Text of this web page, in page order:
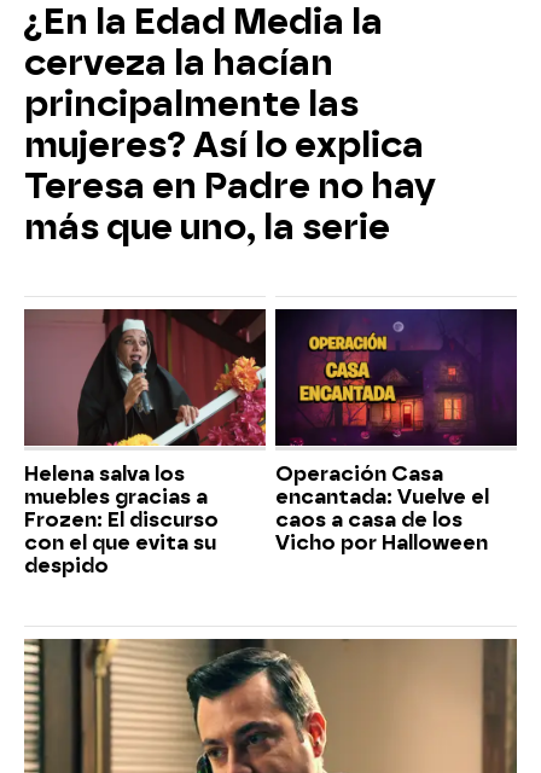
¿En la Edad Media la
cerveza la hacían
principalmente las
mujeres? Así lo explica
Teresa en Padre no hay
más que uno, la serie
Helena salva los
muebles gracias a
Frozen: El discurso
con el que evita su
despido
Operación Casa
encantada: Vuelve el
caos a casa de los
Vicho por Halloween